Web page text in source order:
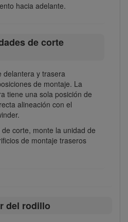
hacia adelante.
de corte
delantera y trasera
de montaje. La
tiene una sola posición de
alineación con el
corte, monte la unidad de
de montaje traseros
del rodillo